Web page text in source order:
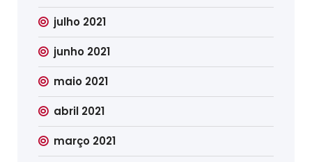
julho 2021
junho 2021
maio 2021
abril 2021
março 2021